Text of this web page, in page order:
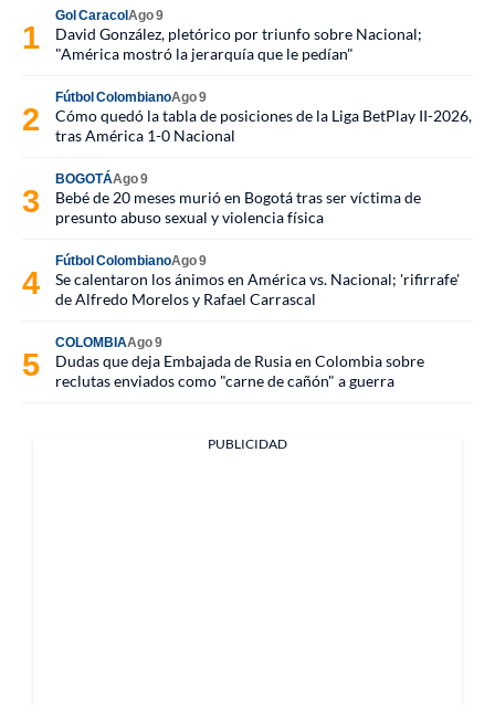
Gol CaracolAgo 9
David González, pletórico por triunfo sobre Nacional;
"América mostró la jerarquía que le pedían"
Fútbol ColombianoAgo 9
Cómo quedó la tabla de posiciones de la Liga BetPlay II-2026,
tras América 1-0 Nacional
BOGOTÁAgo 9
Bebé de 20 meses murió en Bogotá tras ser víctima de
presunto abuso sexual y violencia física
Fútbol ColombianoAgo 9
Se calentaron los ánimos en América vs. Nacional; 'rifirrafe'
de Alfredo Morelos y Rafael Carrascal
COLOMBIAAgo 9
Dudas que deja Embajada de Rusia en Colombia sobre
reclutas enviados como "carne de cañón" a guerra
PUBLICIDAD